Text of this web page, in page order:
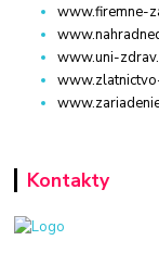
www.firemne-
www.uni-
Kontakty